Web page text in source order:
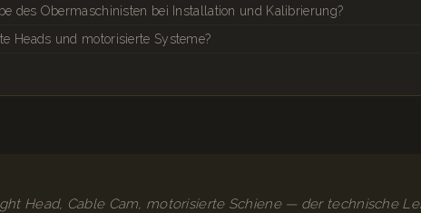
des Obermaschinisten bei Installation und Kalibrierung?
Heads und motorisierte Systeme?
Head, Cable Cam, motorisierte Schiene — der technische